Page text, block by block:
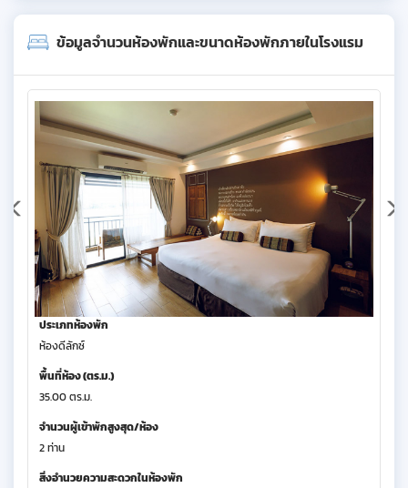
ข้อมูลจำนวนห้องพักและขนาดห้องพักภายในโรงแรม
ประเภทห้องพัก
ห้องดีลักซ์
พื้นที่ห้อง (ตร.ม.)
35.00 ตร.ม.
จำนวนผู้เข้าพักสูงสุด/ห้อง
2 ท่าน
สิ่งอำนวยความสะดวกในห้องพัก